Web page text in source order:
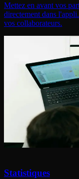
Mettez en avant vos
directement dans
vos collaborateurs.
Statistiques